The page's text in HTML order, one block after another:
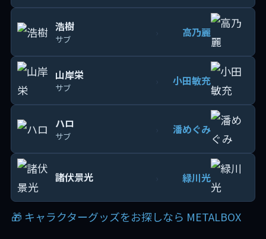
浩樹
サブ 高乃麗
山岸栄
サブ 小田敏充
ハロ
サブ 潘めぐみ
諸伏景光 緑川光
🎁 キャラクターグッズをお探しなら METALBOX